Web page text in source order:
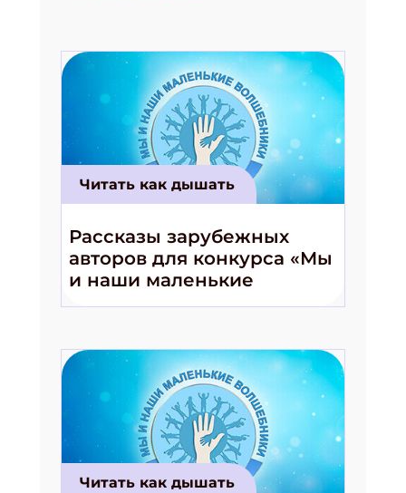
Читать как дышать
Рассказы зарубежных
авторов для конкурса «Мы
и наши маленькие
волшебники!»
Читать как дышать